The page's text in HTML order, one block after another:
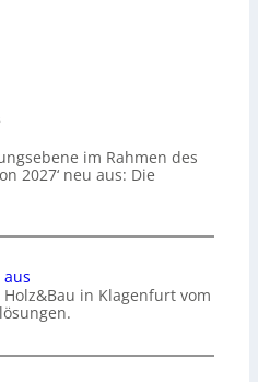
im Rahmen des
2027‘ neu aus: Die
in Klagenfurt vom